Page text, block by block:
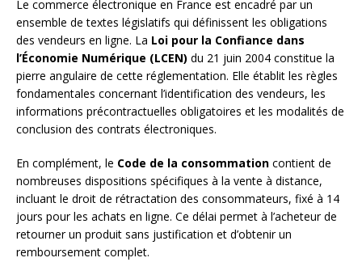
Le commerce électronique en France est encadré par un
ensemble de textes législatifs qui définissent les obligations
des vendeurs en ligne. La Loi pour la Confiance dans
l’Économie Numérique (LCEN) du 21 juin 2004 constitue la
pierre angulaire de cette réglementation. Elle établit les règles
fondamentales concernant l’identification des vendeurs, les
informations précontractuelles obligatoires et les modalités de
conclusion des contrats électroniques.
En complément, le Code de la consommation contient de
nombreuses dispositions spécifiques à la vente à distance,
incluant le droit de rétractation des consommateurs, fixé à 14
jours pour les achats en ligne. Ce délai permet à l’acheteur de
retourner un produit sans justification et d’obtenir un
remboursement complet.